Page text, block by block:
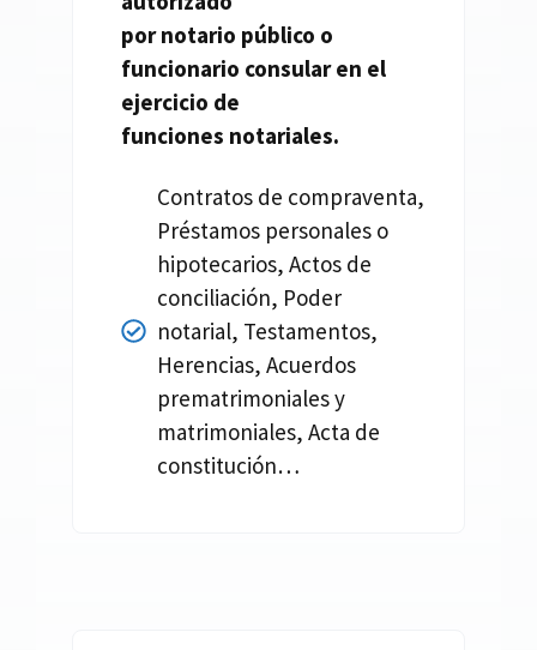
pornotario público o
funcionario consular en el
ejercicio de
funciones notariales.
Contratos de compraventa,
Préstamos personales o
hipotecarios, Actos de
conciliación, Poder
notarial, Testamentos,
Herencias, Acuerdos
prematrimoniales y
matrimoniales, Acta de
constitución…